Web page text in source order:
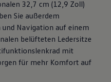
finden
Login und Shop
verbinden
Karten und Radio
32,7 cm (12,9 Zoll)
Sie außerdem
Navigation auf einem
belüfteten Ledersitze
mit
für mehr Komfort auf